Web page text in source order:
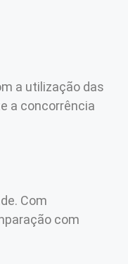
a utilização das
a concorrência
Com
com